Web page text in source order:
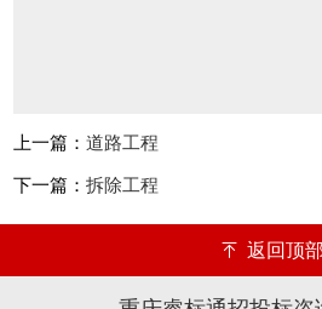
上一篇：道路工程
下一篇：拆除工程
返回顶部